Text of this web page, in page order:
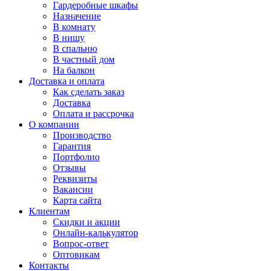
Гардеробные шкафы
Назначение
В комнату
В нишу
В спальню
В частный дом
На балкон
Доставка и оплата
Как сделать заказ
Доставка
Оплата и рассрочка
О компании
Производство
Гарантия
Портфолио
Отзывы
Реквизиты
Вакансии
Карта сайта
Клиентам
Скидки и акции
Онлайн-калькулятор
Вопрос-ответ
Оптовикам
Контакты